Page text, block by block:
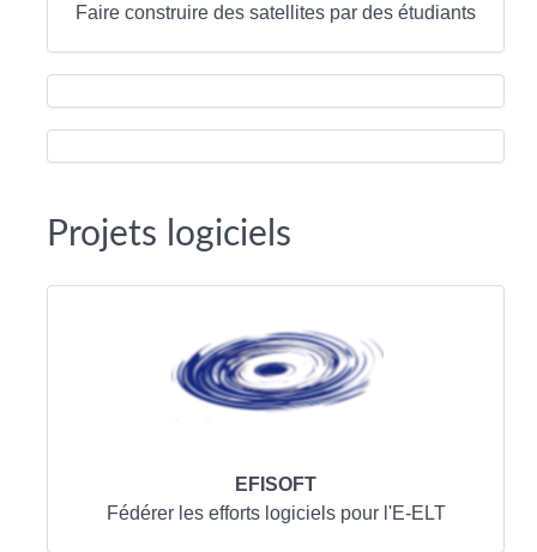
Faire construire des satellites par des étudiants
Projets logiciels
EFISOFT
Fédérer les efforts logiciels pour l'E-ELT